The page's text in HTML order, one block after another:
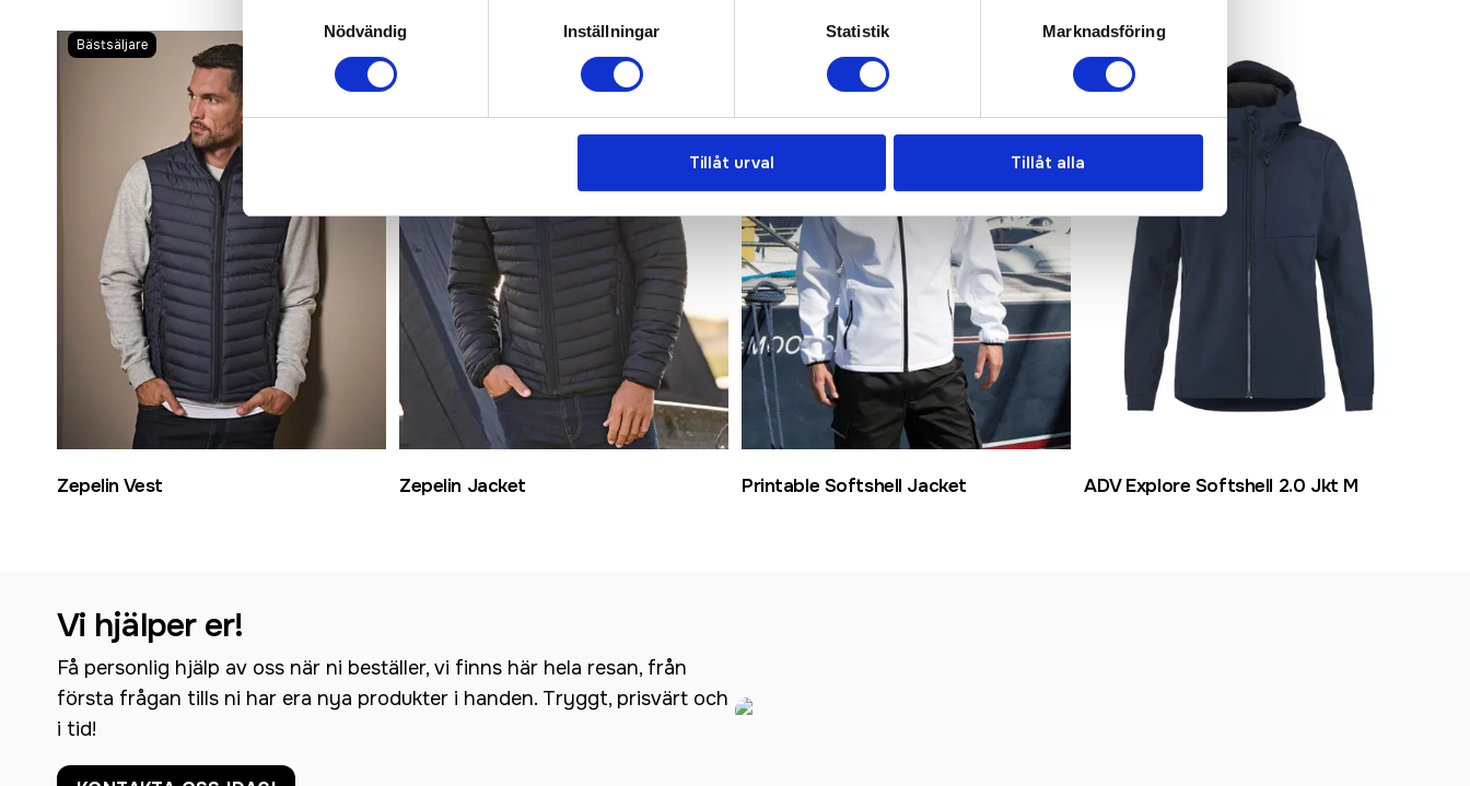
Nödvändig
Inställningar Statistik Marknadsföring
Tillåt urval Tillåt alla
Bästsäljare
Zepelin Vest Zepelin Jacket Printable Softshell Jacket
Recommended
ADV Explore Softshell 2.0 Jkt M
Vi hjälper er!
Få personlig hjälp av oss när ni beställer, vi finns här hela resan, från
första frågan tills ni har era nya produkter i handen. Tryggt, prisvärt och
i tid!